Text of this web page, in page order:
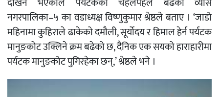
नगरपालिका–५ का वडाध्यक्ष विष्णुकुमार श्रेष्ठले बताए । ‘जाडो
महिनामा कुहिराले ढाकेको दमौली, सूर्योदय र हिमाल हेर्न पर्यटक
मानुङकोट उक्लिने क्रम बढेको छ, दैनिक एक सयको हाराहारीमा
पर्यटक मानुङकोट पुगिरहेका छन्,’ श्रेष्ठले भने ।